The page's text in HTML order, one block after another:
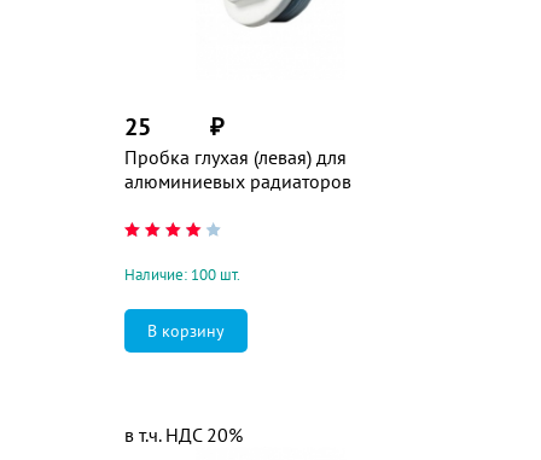
Пробка глухая (левая) для
алюминиевых радиаторов
25 ₽
Наличие: 100 шт.
в т.ч. НДС 20%